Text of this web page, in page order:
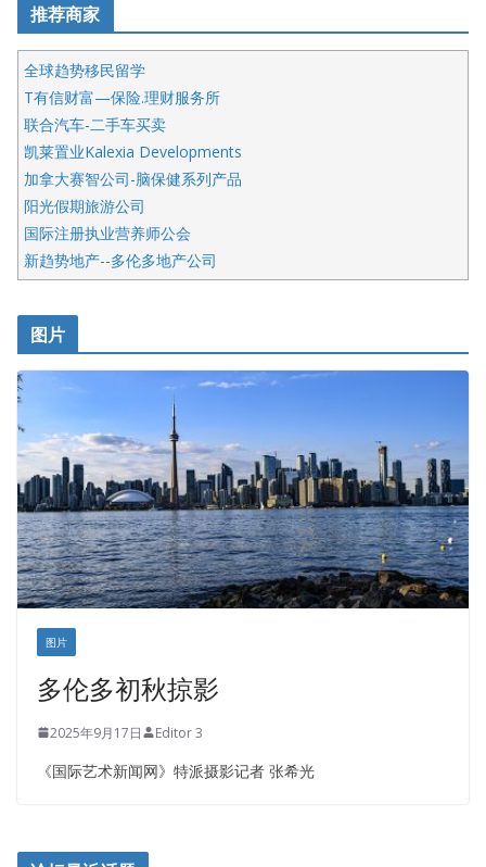
推荐商家
全球趋势移民留学
T有信财富—保险.理财服务所
联合汽车-二手车买卖
凯莱置业Kalexia Developments
加拿大赛智公司-脑保健系列产品
阳光假期旅游公司
国际注册执业营养师公会
新趋势地产--多伦多地产公司
呱呱电器
开明车行KS CAR SALES & SERVICE
健健宝公司
皇后金融集团
正点印艺设计
图片
图片
多伦多初秋掠影
2025年9月17日 Editor 3
《国际艺术新闻网》特派摄影记者 张希光